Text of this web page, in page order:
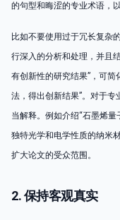
的句型和晦涩的专业术语，
比如不要使用过于冗长复杂
行深入的分析和处理，并且
有创新性的研究结果”，可
法，得出创新结果”。对于
当解释。例如介绍“石墨烯
独特光学和电学性质的纳米
扩大论文的受众范围。
2. 保持客观真实